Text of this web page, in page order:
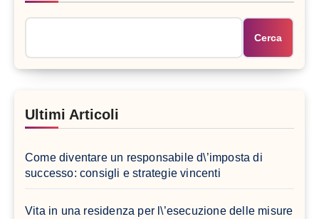
Cerca
Ultimi Articoli
Come diventare un responsabile d\’imposta di
successo: consigli e strategie vincenti
Vita in una residenza per l\’esecuzione delle misure